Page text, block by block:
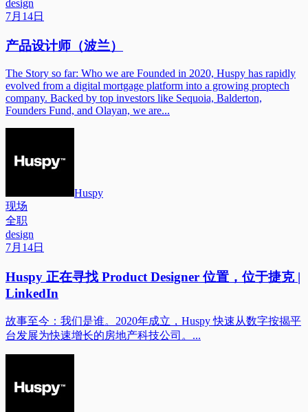
design
7月14日
产品设计师（波兰）
The Story so far: Who we are Founded in 2020, Huspy has rapidly
evolved from a digital mortgage platform into a growing proptech
company. Backed by top investors like Sequoia, Balderton,
Founders Fund, and Olayan, we are...
Huspy
现场
全职
design
7月14日
Huspy 正在寻找 Product Designer 位置，位于捷克 |
LinkedIn
故事至今：我们是谁。2020年成立，Huspy 快速从数字按揭平
台发展为快速增长的房地产科技公司。...